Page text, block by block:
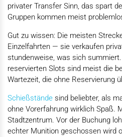
privater Transfer Sinn, das spart
Gruppen kommen meist
Gut zu wissen: Die meisten
Einzelfahrten — sie verkaufen
stundenweise, was sich
reservierten Slots sind meist die
Wartezeit, die ohne Reservierung
Schießstände sind beliebter, als
ohne Vorerfahrung wirklich Spaß.
Stadtzentrum. Vor der Buchung
echter Munition geschossen wird